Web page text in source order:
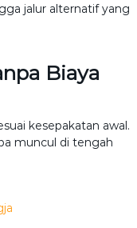
jalur alternatif yang
Biaya
kesepakatan awal.
muncul di tengah